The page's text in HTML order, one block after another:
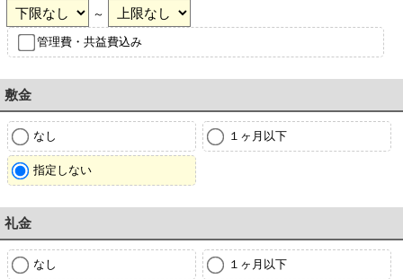
～
管理費・共益費込み
敷金
なし １ヶ月以下
指定しない
礼金
なし １ヶ月以下